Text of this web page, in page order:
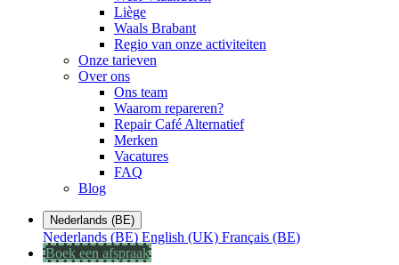
Liège
Waals Brabant
Regio van onze activiteiten
Onze tarieven
Over ons
Ons team
Waarom repareren?
Repair Café Alternatief
Merken
Vacatures
FAQ
Blog
Nederlands (BE)
Nederlands (BE) English (UK) Français (BE)
Boek een afspraak